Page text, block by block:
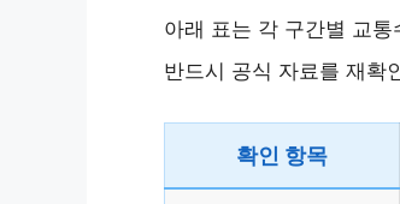
아래 표는 각 구간별 교
반드시 공식 자료를 재확
확인 항목